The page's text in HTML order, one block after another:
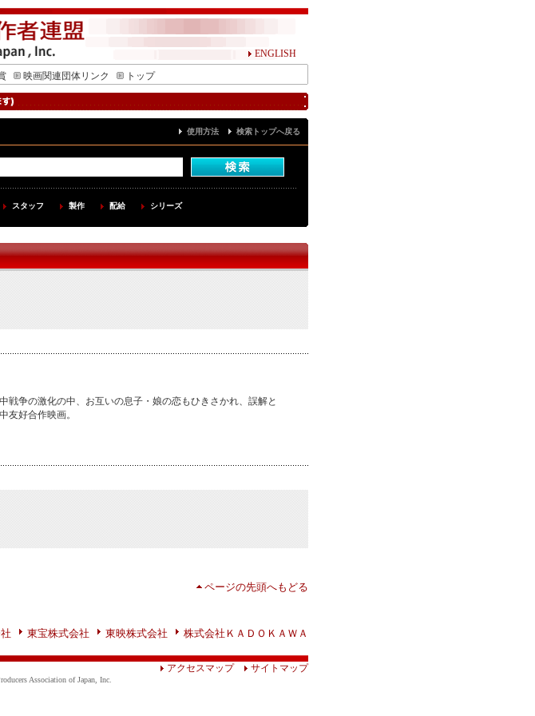
ENGLISH
映画関連団体リンク トップ
使用方法 検索トップへ戻る
スタッフ 製作 配給 シリーズ
戦争の激化の中、お互いの息子・娘の恋もひきさかれ、誤解と
友好合作映画。
ページの先頭へもどる
東宝株式会社 東映株式会社 株式会社ＫＡＤＯＫＡＷＡ
アクセスマップ サイトマップ
Association of Japan, Inc.